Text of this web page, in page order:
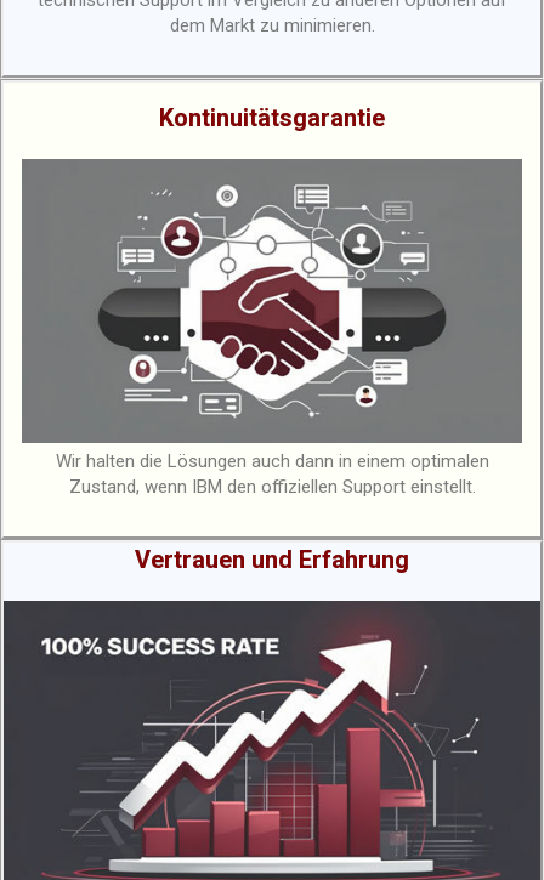
dem Markt zu minimieren.
Kontinuitätsgarantie
Wir halten die Lösungen auch dann in einem optimalen
Zustand, wenn IBM den offiziellen Support einstellt.
Vertrauen und Erfahrung